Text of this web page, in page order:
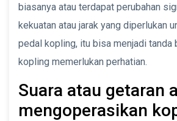
biasanya atau terdapat perubahan
kekuatan atau jarak yang diperlukan
pedal kopling, itu bisa menjadi tanda
kopling memerlukan perhatian.
Suara atau getaran
mengoperasikan